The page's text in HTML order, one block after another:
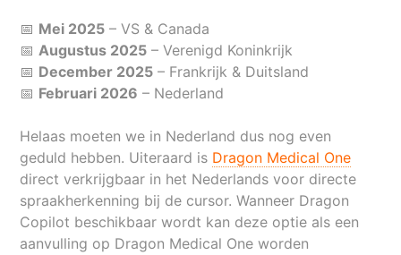
📅 Mei 2025 – VS & Canada
📅Augustus 2025 – Verenigd Koninkrijk
📅 December 2025 – Frankrijk & Duitsland
📅 Februari 2026 – Nederland
Helaas moeten we in Nederland dus nog even
geduld hebben. Uiteraard is Dragon Medical One
direct verkrijgbaar in het Nederlands voor directe
spraakherkenning bij de cursor. Wanneer Dragon
Copilot beschikbaar wordt kan deze optie als een
aanvulling op Dragon Medical One worden